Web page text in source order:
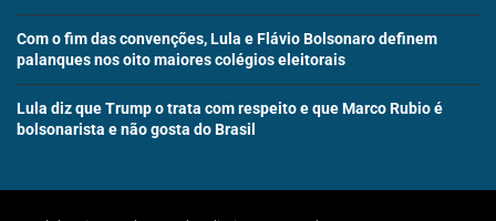
Com o fim das convenções, Lula e Flávio Bolsonaro definem
palanques nos oito maiores colégios eleitorais
Lula diz que Trump o trata com respeito e que Marco Rubio é
bolsonarista e não gosta do Brasil